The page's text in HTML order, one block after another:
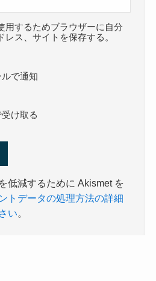
用するためブラウザーに自分
レス、サイトを保存する。
で通知
け取る
低減するために Akismet を
トデータの処理方法の詳細
い。